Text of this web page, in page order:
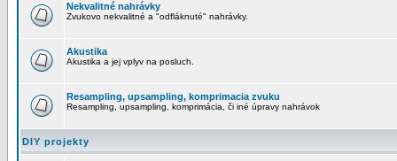
Nekvalitné nahrávky
Zvukovo nekvalitné a "odfláknuté" nahrávky.
Akustika
Akustika a jej vplyv na posluch.
Resampling, upsampling, komprimacia zvuku
Resampling, upsampling, komprimácia, či iné úpravy nahrávok
DIY projekty